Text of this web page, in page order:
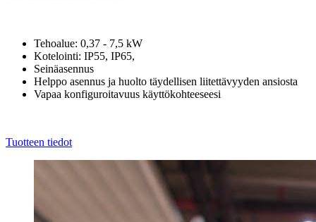
Tehoalue: 0,37 - 7,5 kW
Kotelointi: IP55, IP65,
Seinäasennus
Helppo asennus ja huolto täydellisen liitettävyyden ansiosta
Vapaa konfiguroitavuus käyttökohteeseesi
Tuotteen tiedot